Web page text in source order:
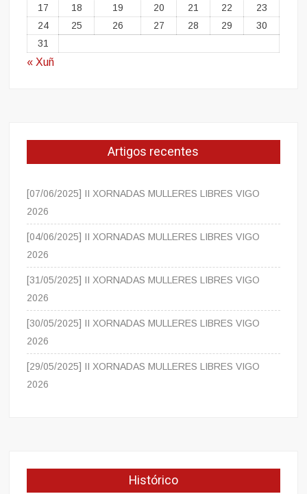
17
18 19 20 21 22
23
24
25 26 27 28 29
30
31
« Xuñ
Artigos recentes
[07/06/2025] II XORNADAS MULLERES LIBRES VIGO
2026
[04/06/2025] II XORNADAS MULLERES LIBRES VIGO
2026
[31/05/2025] II XORNADAS MULLERES LIBRES VIGO
2026
[30/05/2025] II XORNADAS MULLERES LIBRES VIGO
2026
[29/05/2025] II XORNADAS MULLERES LIBRES VIGO
2026
Histórico